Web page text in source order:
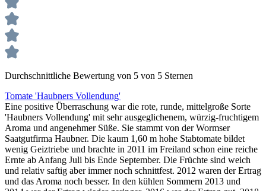
Durchschnittliche Bewertung von 5 von 5 Sternen
Tomate 'Haubners Vollendung'
Eine positive Überraschung war die rote, runde, mittelgroße Sorte
'Haubners Vollendung' mit sehr ausgeglichenem, würzig-fruchti­gem
Aroma und angenehmer Süße. Sie stammt von der Worm­ser
Saatgutfirma Haubner. Die kaum 1,60 m hohe Stabtomate bildet
wenig Geiztriebe und brachte in 2011 im Freiland schon eine reiche
Ernte ab Anfang Juli bis Ende September. Die Früchte sind weich
und relativ saftig aber immer noch schnittfest. 2012 waren der Ertrag
und das Aroma noch besser. In den kühlen Sommern 2013 und